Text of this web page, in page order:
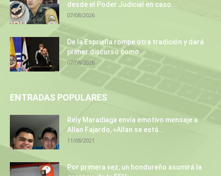
desde el Poder Judicial en caso...
07/08/2026
De la Espriella rompe otra tradición y dará
primer discurso como...
07/08/2026
ENTRADAS POPULARES
Rely Maradiaga envía emotivo mensaje a
Allan Fajardo, «Allan se está...
11/08/2021
Por primera vez, un hondureño asumirá la